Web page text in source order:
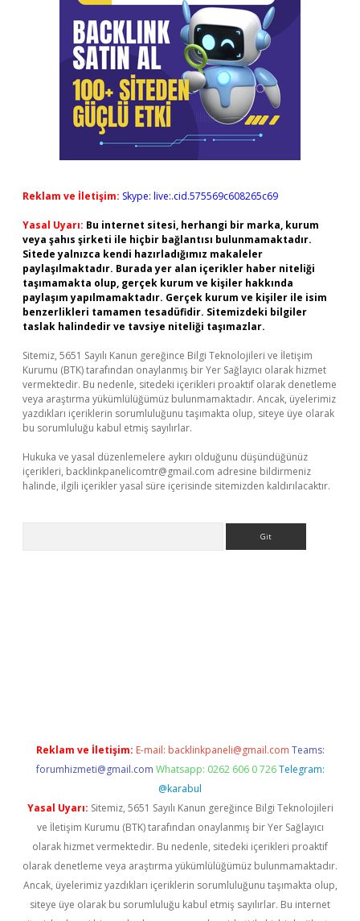
Reklam ve İletişim: Skype: live:.cid.575569c608265c69
Yasal Uyarı: Bu internet sitesi, herhangi bir marka, kurum
veya şahıs şirketi ile hiçbir bağlantısı bulunmamaktadır.
Sitede yalnızca kendi hazırladığımız makaleler
paylaşılmaktadır. Burada yer alan içerikler haber niteliği
taşımamakta olup, gerçek kurum ve kişiler hakkında
paylaşım yapılmamaktadır. Gerçek kurum ve kişiler ile isim
benzerlikleri tamamen tesadüfidir. Sitemizdeki bilgiler
taslak halindedir ve tavsiye niteliği taşımazlar.
Sitemiz, 5651 Sayılı Kanun gereğince Bilgi Teknolojileri ve İletişim
Kurumu (BTK) tarafından onaylanmış bir Yer Sağlayıcı olarak hizmet
vermektedir. Bu nedenle, sitedeki içerikleri proaktif olarak denetleme
veya araştırma yükümlülüğümüz bulunmamaktadır. Ancak, üyelerimiz
yazdıkları içeriklerin sorumluluğunu taşımakta olup, siteye üye olarak
bu sorumluluğu kabul etmiş sayılırlar.
Hukuka ve yasal düzenlemelere aykırı olduğunu düşündüğünüz
içerikleri, backlinkpanelicomtr@gmail.com adresine bildirmeniz
halinde, ilgili içerikler yasal süre içerisinde sitemizden kaldırılacaktır.
Reklam ve İletişim: E-mail: backlinkpaneli@gmail.com Teams:
forumhizmeti@gmail.com Whatsapp: 0262 606 0 726 Telegram:
@karabul
Yasal Uyarı: Sitemiz, 5651 Sayılı Kanun gereğince Bilgi Teknolojileri
ve İletişim Kurumu (BTK) tarafından onaylanmış bir Yer Sağlayıcı
olarak hizmet vermektedir. Bu nedenle, sitedeki içerikleri proaktif
olarak denetleme veya araştırma yükümlülüğümüz bulunmamaktadır.
Ancak, üyelerimiz yazdıkları içeriklerin sorumluluğunu taşımakta olup,
siteye üye olarak bu sorumluluğu kabul etmiş sayılırlar. Bu internet